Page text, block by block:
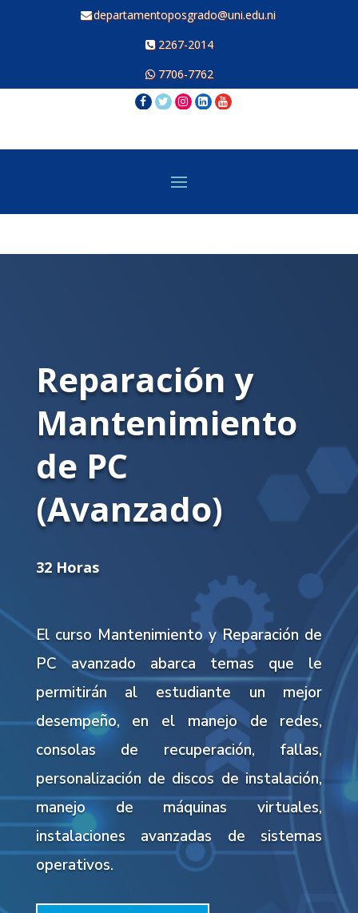
departamentoposgrado@uni.edu.ni
2267-2014
7706-7762
Reparación y
Mantenimiento
de PC
(Avanzado)
32 Horas
El curso Mantenimiento y Reparación de
PC avanzado abarca temas que le
permitirán al estudiante un mejor
desempeño, en el manejo de redes,
consolas de recuperación, fallas,
personalización de discos de instalación,
manejo de máquinas virtuales,
instalaciones avanzadas de sistemas
operativos.